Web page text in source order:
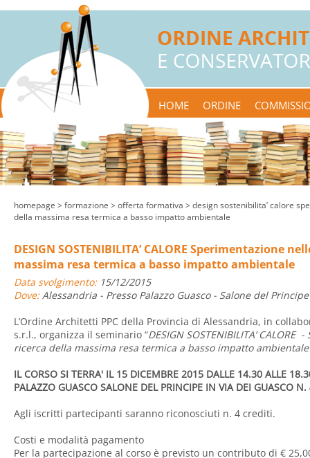
HOME ORDINE
homepage > formazione > offerta formativa > design sostenibilita’ calore
della massima resa termica a basso impatto ambientale
DESIGN SOSTENIBILITA’ CALORE Sperimentazione
massima resa termica a basso impatto ambientale
Data svolgimento:15/12/2015
Dove:Alessandria - Presso Palazzo Guasco - Salone del
L’Ordine Architetti PPC della Provincia di Alessandria, in
s.r.l., organizza il seminario “DESIGN SOSTENIBILITA’
ricerca della massima resa termica a basso impatto
IL CORSO SI TERRA' IL 15 DICEMBRE 2015 DALLE 14.30 ALLE
PALAZZO GUASCO SALONE DEL PRINCIPE IN VIA DEI GUASCO N.
Agli iscritti partecipanti saranno riconosciuti n. 4 crediti.
Costi e modalità pagamento
Per la partecipazione al corso è previsto un contributo di €